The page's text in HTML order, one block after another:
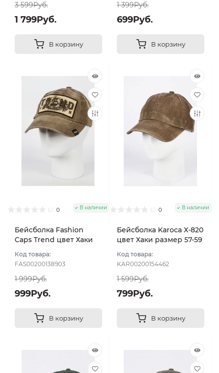
3 599Руб.
1 799Руб.
В корзину
1 399Руб.
699Руб.
В корзину
0 В наличии
Бейсболка Fashion
Caps Trend цвет Хаки
Код товара:
FAS00200138903
1 999Руб.
999Руб.
В корзину
0 В наличии
Бейсболка Karoca Х-820
цвет Хаки размер 57-59
Код товара:
KAR00200154462
1 599Руб.
799Руб.
В корзину